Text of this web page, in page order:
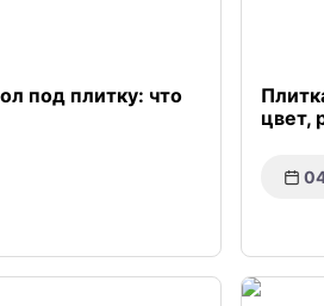
под плитку: что
цвет,